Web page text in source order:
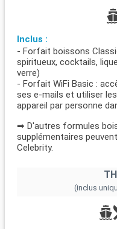
Inclus :
- Forfait boissons
spiritueux, cocktails,
verre)
- Forfait WiFi Basic :
ses e-mails et utiliser
appareil par personne
➡ D'autres formules
supplémentaires
Celebrity.
(inclus